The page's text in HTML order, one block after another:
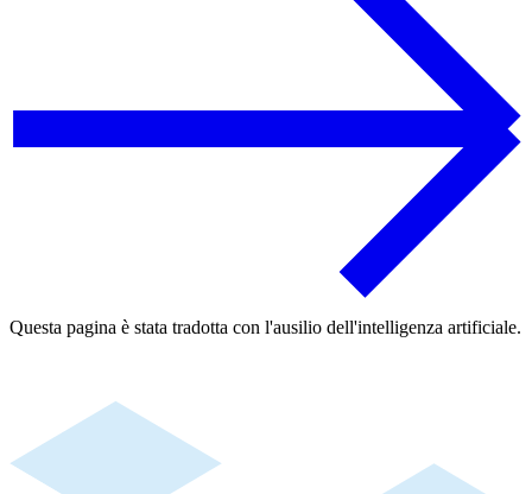
Questa pagina è stata tradotta con l'ausilio dell'intelligenza artificiale.